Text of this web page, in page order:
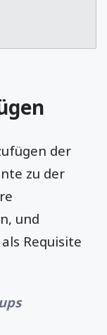
der
zu der
und
Requisite